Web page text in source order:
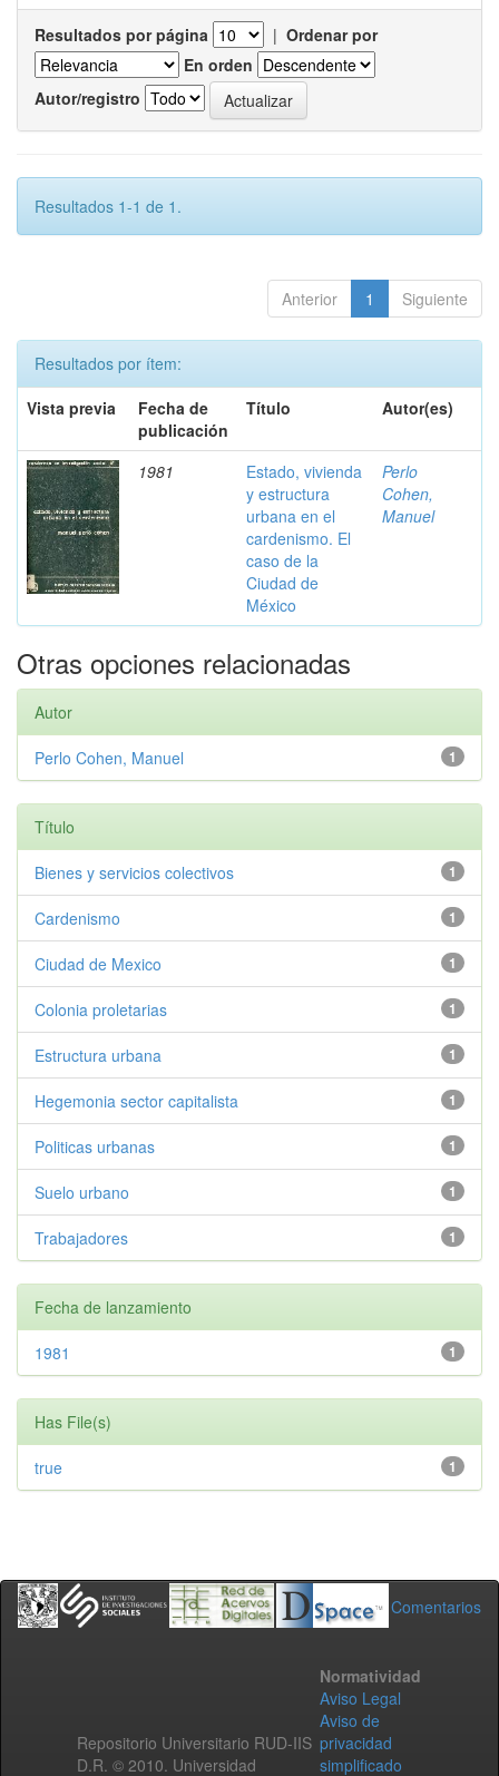
Resultados por página | Ordenar por
En orden
Autor/registro
Resultados 1-1 de 1.
Anterior 1 Siguiente
Resultados por ítem:
Vista previa
Fecha de
publicación
Título Autor(es)
1981
Estado, vivienda
y estructura
urbana en el
cardenismo. El
caso de la
Ciudad de
México
Perlo
Cohen,
Manuel
Otras opciones relacionadas
Autor
1
Perlo Cohen, Manuel
Título
1
Bienes y servicios colectivos
1
Cardenismo
1
Ciudad de Mexico
1
Colonia proletarias
1
Estructura urbana
1
Hegemonia sector capitalista
1
Politicas urbanas
1
Suelo urbano
1
Trabajadores
Fecha de lanzamiento
1
1981
Has File(s)
1
true
Comentarios
Repositorio Universitario RUD-IIS
D.R. © 2010. Universidad
Normatividad
Aviso Legal
Aviso de
privacidad
simplificado